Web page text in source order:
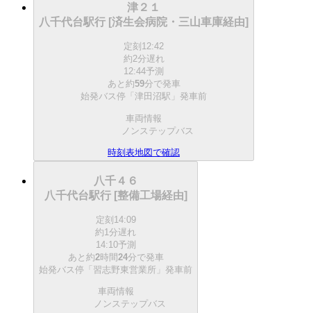
津２１
八千代台駅行 [済生会病院・三山車庫経由]
定刻 12:42
約2分遅れ
12:44予測
あと約59分で発車
始発バス停「津田沼駅」発車前
車両情報
ノンステップバス
時刻表地図で確認
八千４６
八千代台駅行 [整備工場経由]
定刻 14:09
約1分遅れ
14:10予測
あと約2時間24分で発車
始発バス停「習志野東営業所」発車前
車両情報
ノンステップバス